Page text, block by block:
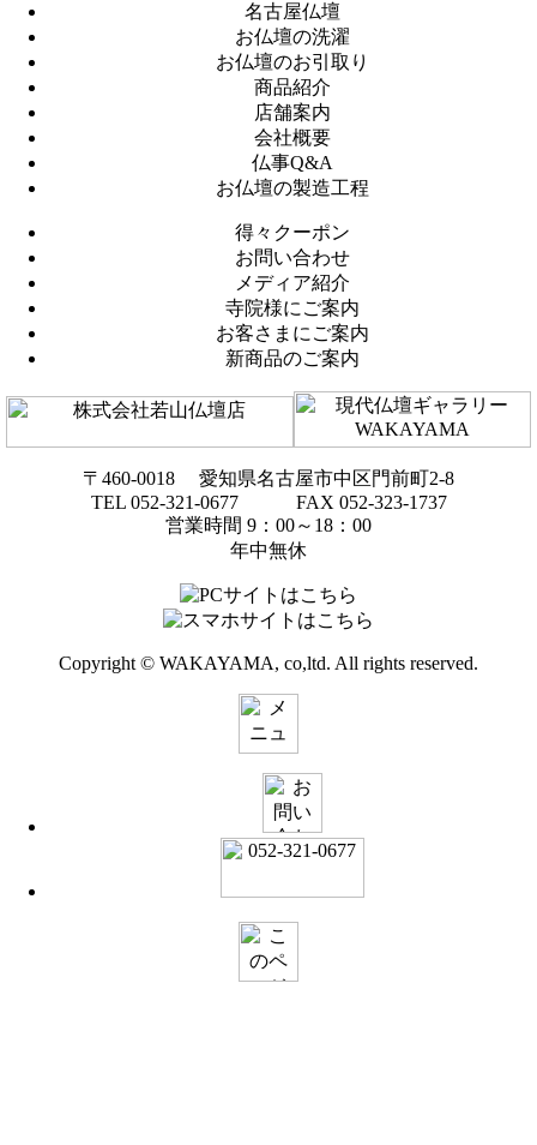
名古屋仏壇
お仏壇の洗濯
お仏壇のお引取り
商品紹介
店舗案内
会社概要
仏事Q&A
お仏壇の製造工程
得々クーポン
お問い合わせ
メディア紹介
寺院様にご案内
お客さまにご案内
新商品のご案内
〒460-0018 愛知県名古屋市中区門前町2-8
TEL 052-321-0677 FAX 052-323-1737
営業時間 9：00～18：00
年中無休
Copyright © WAKAYAMA, co,ltd. All rights reserved.